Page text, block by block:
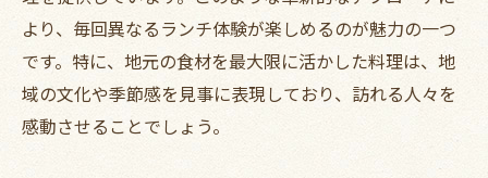
より、毎回異なるランチ体験が楽しめるのが魅力の一つ
です。特に、地元の食材を最大限に活かした料理は、地
域の文化や季節感を見事に表現しており、訪れる人々を
感動させることでしょう。